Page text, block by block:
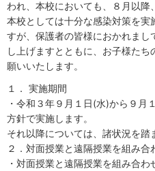
われ、本校においても、８月以降
本校としては十分な感染対策を実
すが、保護者の皆様におかれまし
し上げますとともに、お子様た
願いいたします。
１． 実施期間
・令和３年９月１日(水)から９月
方針で実施します。
それ以降については、諸状況を踏
２．対面授業と遠隔授業を組み合
・対面授業と遠隔授業を組み合